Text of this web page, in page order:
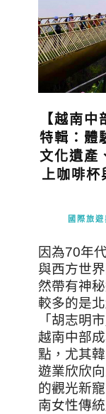
【越南
特輯：體
文化遺產
上咖啡杯
國際旅
因為70年
與西方世
然帶有神
較多的是
「胡志明
越南中部
點，尤其
遊業欣欣
的觀光新
南女性傳